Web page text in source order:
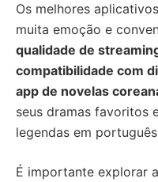
Os melhores
muita emoção e
qualidade de
compatibilidade com
app de novelas
seus dramas favoritos
legendas em
É importante explorar